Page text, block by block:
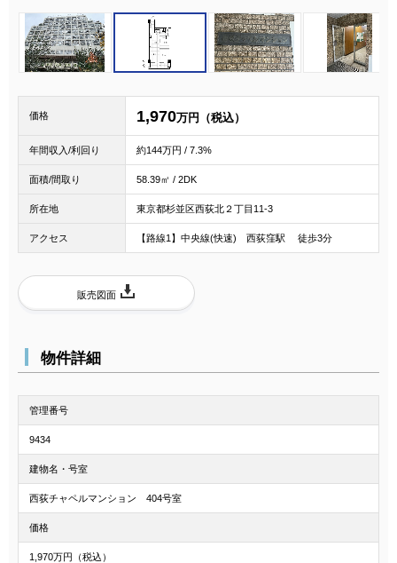
1 2 3
価格 1,970万円（税込）
年間収入/利回り 約144万円 / 7.3%
面積/間取り 58.39㎡ / 2DK
所在地 東京都杉並区西荻北２丁目11-3
アクセス 【路線1】中央線(快速) 西荻窪駅 徒歩3分
販売図面
物件詳細
管理番号
9434
建物名・号室
西荻チャペルマンション 404号室
価格
1,970万円（税込）